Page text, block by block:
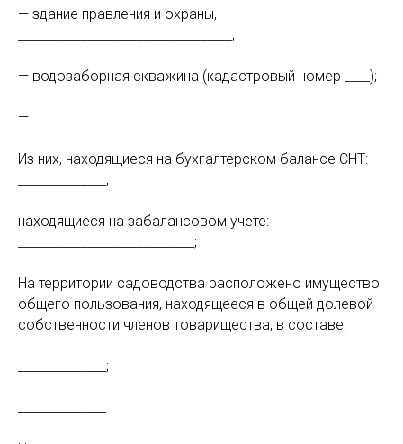
— здание правления и охраны,
__________________________________;
— водозаборная скважина (кадастровый номер ____);
— …
Из них, находящиеся на бухгалтерском балансе СНТ:
______________;
находящиеся на забалансовом учете:
____________________________;
На территории садоводства расположено имущество
общего пользования, находящееся в общей долевой
собственности членов товарищества, в составе:
______________;
______________.